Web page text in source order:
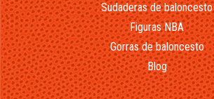
Sudaderas de baloncesto
Figuras NBA
Gorras de baloncesto
Blog